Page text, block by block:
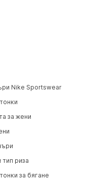
Nike Sportswear
за жени
тип риза
за бягане